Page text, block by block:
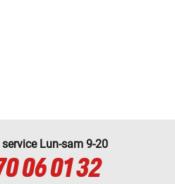
Lun-sam 9-20
06 01 32